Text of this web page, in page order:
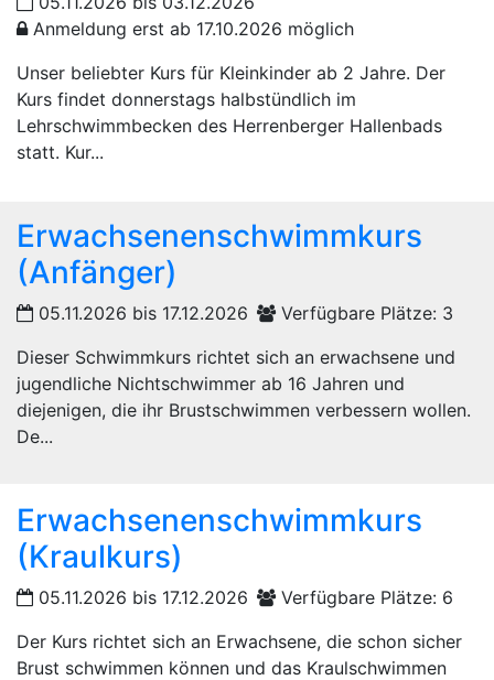
Anmeldung erst ab 17.10.2026 möglich
Unser beliebter Kurs für Kleinkinder ab 2 Jahre. Der
Kurs findet donnerstags halbstündlich im
Lehrschwimmbecken des Herrenberger Hallenbads
statt. Kur...
Erwachsenenschwimmkurs
(Anfänger)
05.11.2026 bis 17.12.2026
Verfügbare Plätze: 3
Dieser Schwimmkurs richtet sich an erwachsene und
jugendliche Nichtschwimmer ab 16 Jahren und
diejenigen, die ihr Brustschwimmen verbessern wollen.
De...
Erwachsenenschwimmkurs
(Kraulkurs)
05.11.2026 bis 17.12.2026
Verfügbare Plätze: 6
Der Kurs richtet sich an Erwachsene, die schon sicher
Brust schwimmen können und das Kraulschwimmen